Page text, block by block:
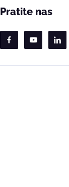
Pratite nas